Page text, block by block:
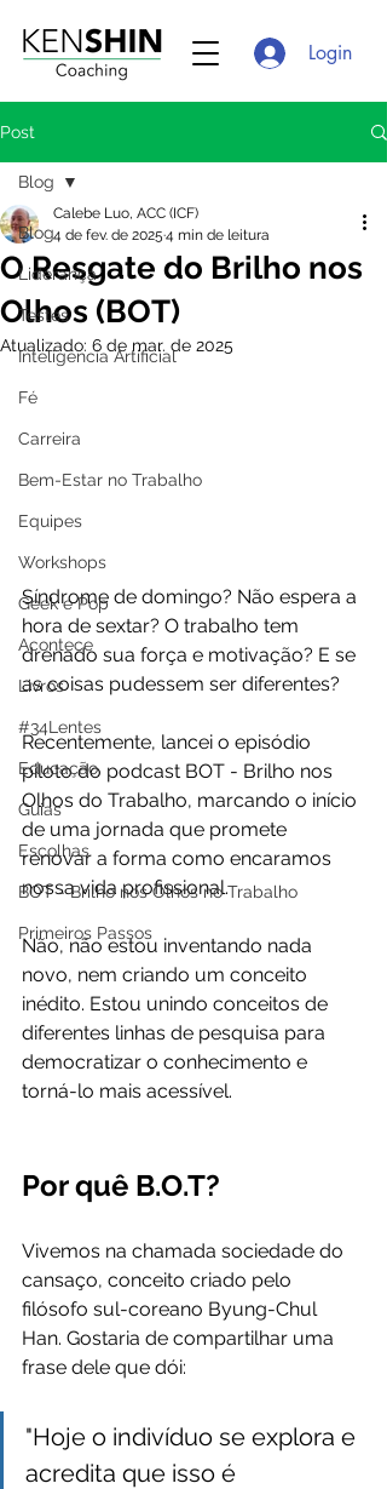
Login
Post
Blog
Liderança
Testes
Inteligência Artificial
Fé
Carreira
Bem-Estar no Trabalho
Equipes
Workshops
Geek e Pop
Acontece
Livros
#34Lentes
Educação
Guias
Escolhas
BOT - Brilho nos Olhos no Trabalho
Primeiros Passos
Blog
O Resgate do Brilho nos
Olhos (BOT)
Calebe Luo, ACC (ICF)
4 de fev. de 2025 4 min de leitura
Atualizado: 6 de mar. de 2025
Síndrome de domingo? Não espera a
hora de sextar? O trabalho tem
drenado sua força e motivação? E se
as coisas pudessem ser diferentes?
Recentemente, lancei o episódio
piloto do podcast BOT - Brilho nos
Olhos do Trabalho, marcando o início
de uma jornada que promete
renovar a forma como encaramos
nossa vida profissional.
Não, não estou inventando nada
novo, nem criando um conceito
inédito. Estou unindo conceitos de
diferentes linhas de pesquisa para
democratizar o conhecimento e
torná-lo mais acessível.
Por quê B.O.T?
Vivemos na chamada sociedade do
cansaço, conceito criado pelo
filósofo sul-coreano Byung-Chul
Han. Gostaria de compartilhar uma
frase dele que dói:
"Hoje o indivíduo se explora e
acredita que isso é